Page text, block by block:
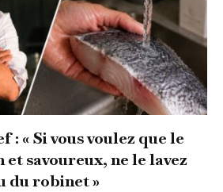
: « Si vous voulez que le
et savoureux, ne le lavez
du robinet »